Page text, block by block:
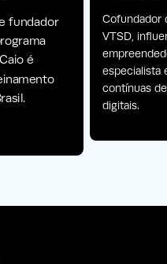
fundador
é
Cofundador
VTSD,
especialista
contínuas
digitais.